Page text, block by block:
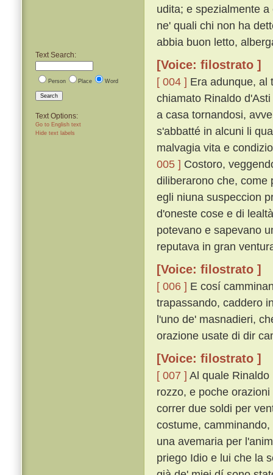
Text Search:
Person Place Word
Search
Text Options:
Go to English text
Hide text labels
udita; e spezialmente
ne' quali chi non ha
abbia buon letto,
[Voice: filostrato ]
[ 004 ] Era adunque, al
chiamato Rinaldo
a casa tornandosi,
s'abbatté in alcuni li
malvagia vita e
005 ] Costoro,
diliberarono che, come
egli niuna suspeccion
d'oneste cose e di
potevano e sapevano
reputava in gran
[Voice: filostrato ]
[ 006 ] E cosí
trapassando, caddero
l'uno de' masnadieri,
orazione usate di dir
[Voice: filostrato ]
[ 007 ] Al quale Rinaldo
rozzo, e poche
correr due soldi per
costume,
una avemaria per
priego Idio e lui che la